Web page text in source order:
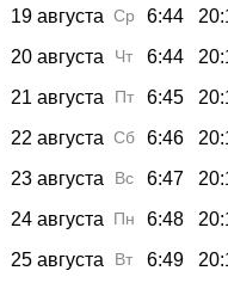
19 августа Ср 6:44
20 августа
Чт 6:44
21 августа
Пт 6:45
22 августа Сб 6:46
23 августа
Вс 6:47
24 августа
Пн 6:48
25 августа
Вт 6:49